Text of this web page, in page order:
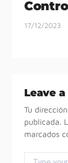
17/12/2023
Leave
Tu
publicada.
marcados
Comment